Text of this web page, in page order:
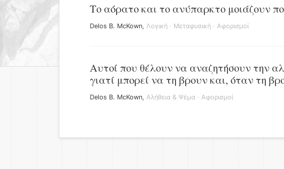
Το αόρατο και το ανύπαρκτο μοιάζουν
Delos B. McKown, Λογική · Μεταφυσική · Αφορισμοί
Αυτοί που θέλουν να αναζητήσουν την
γιατί μπορεί να τη βρουν και, όταν τη
Delos B. McKown, Αλήθεια & Ψέμα · Αφορισμοί